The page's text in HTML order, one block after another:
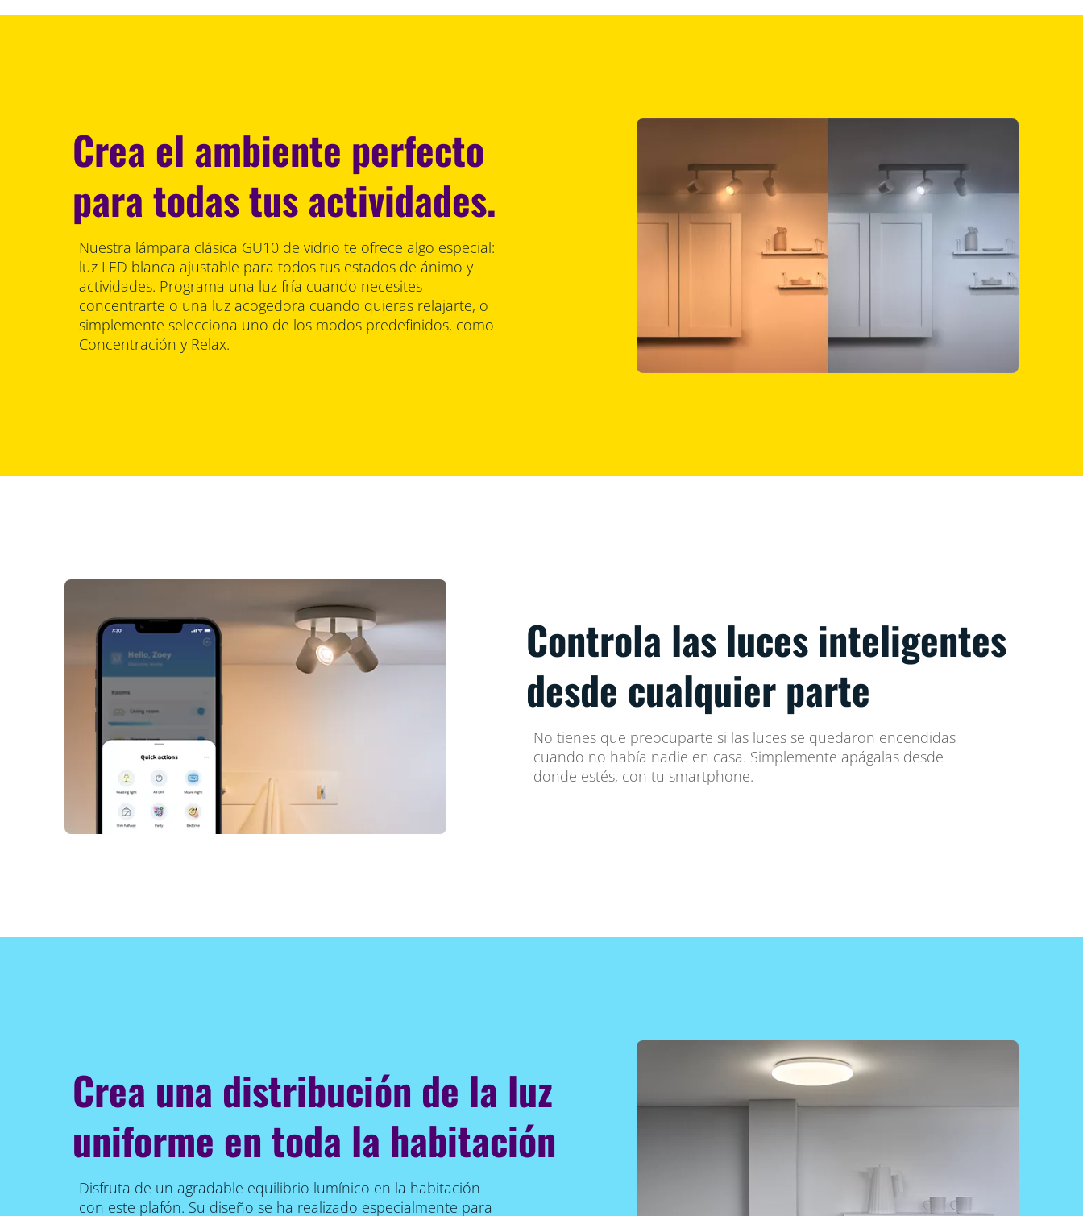
Crea el ambiente perfecto
para todas tus actividades.
Nuestra lámpara clásica GU10 de vidrio te ofrece algo especial:
luz LED blanca ajustable para todos tus estados de ánimo y
actividades. Programa una luz fría cuando necesites
concentrarte o una luz acogedora cuando quieras relajarte, o
simplemente selecciona uno de los modos predefinidos, como
Concentración y Relax.
Controla las luces inteligentes
desde cualquier parte
No tienes que preocuparte si las luces se quedaron encendidas
cuando no había nadie en casa. Simplemente apágalas desde
donde estés, con tu smartphone.
Crea una distribución de la luz
uniforme en toda la habitación
Disfruta de un agradable equilibrio lumínico en la habitación
con este plafón. Su diseño se ha realizado especialmente para